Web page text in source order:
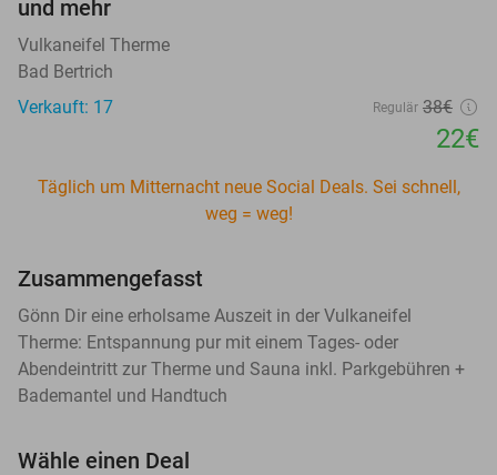
und mehr
Vulkaneifel Therme
Bad Bertrich
Verkauft: 17
Regulär 38€
22€
Täglich um Mitternacht neue Social Deals. Sei schnell,
weg = weg!
Zusammengefasst
Gönn Dir eine erholsame Auszeit in der Vulkaneifel
Therme: Entspannung pur mit einem Tages- oder
Abendeintritt zur Therme und Sauna inkl. Parkgebühren +
Bademantel und Handtuch
Wähle einen Deal